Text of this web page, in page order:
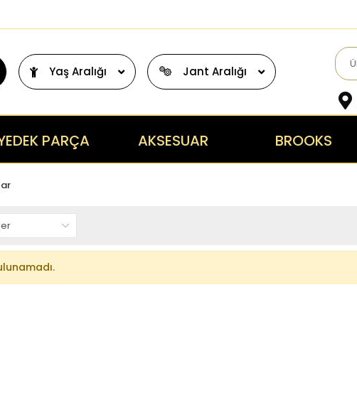
Yaş Aralığı Jant Aralığı
PARÇA AKSESUAR BROOKS